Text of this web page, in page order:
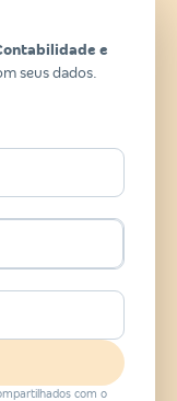
e
seus dados.
com o